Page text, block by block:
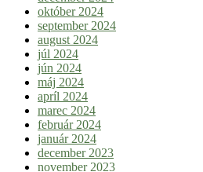
október 2024
september 2024
august 2024
júl 2024
jún 2024
máj 2024
apríl 2024
marec 2024
február 2024
január 2024
december 2023
november 2023